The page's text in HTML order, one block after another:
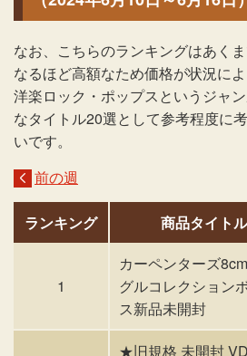
なお、こちらのランキングはあく
なるほど高額なため価格が状況によ
洋楽ロック・ポップスというジャ
なタイトル20選として参考程度に
いです。
前の週
ランキング 商品タイトル
1
カーペンターズ
グルコレクション
ス新品未開封
★旧規格 未開封